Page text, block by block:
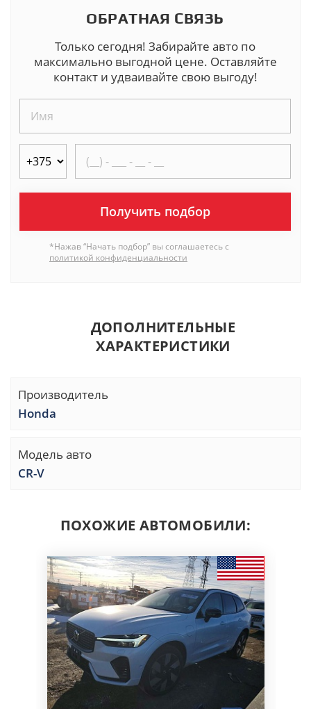
ОБРАТНАЯ СВЯЗЬ
Только сегодня! Забирайте авто по
максимально выгодной цене. Оставляйте
контакт и удваивайте свою выгоду!
Получить подбор
*Нажав “Начать подбор” вы соглашаетесь с
политикой конфиденциальности
ДОПОЛНИТЕЛЬНЫЕ
ХАРАКТЕРИСТИКИ
Производитель
Honda
Модель авто
CR-V
ПОХОЖИЕ АВТОМОБИЛИ: